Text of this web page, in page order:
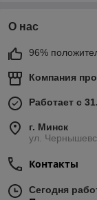
О нас
96%
Компания
Работает с
г. Минск
ул.
Контакты
Сегодня